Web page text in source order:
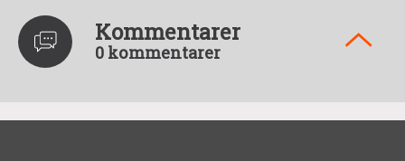
Kommentarer
0 kommentarer